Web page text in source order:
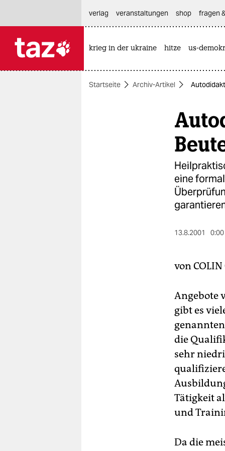
themen
verlag
veranstaltungen shop fragen
krieg in der ukraine hitze us-
Startseite Archiv-Artikel
eine
13.8.2001
vonCOLIN
Angebote
gibt es
die
sehr
Tätigkeit
und
Da die